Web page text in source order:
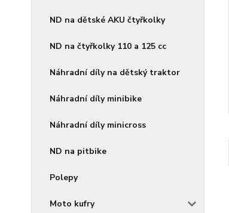
ND na dětské AKU čtyřkolky
ND na čtyřkolky 110 a 125 cc
Náhradní díly na dětský traktor
Náhradní díly minibike
Náhradní díly minicross
ND na pitbike
Polepy
Moto kufry